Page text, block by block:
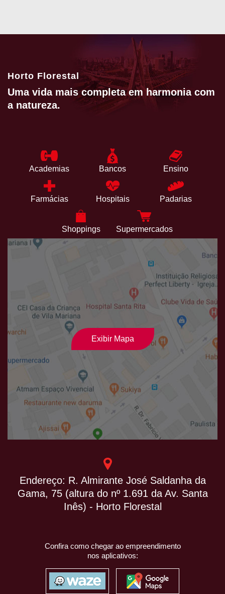
Horto Florestal
Uma vida mais completa em harmonia com
a natureza.
Academias Bancos Ensino
Farmácias Hospitais Padarias
Shoppings Supermercados
Exibir Mapa
Endereço: R. Almirante José Saldanha da
Gama, 75 (altura do nº 1.691 da Av. Santa
Inês) - Horto Florestal
Confira como chegar ao empreendimento
nos aplicativos: